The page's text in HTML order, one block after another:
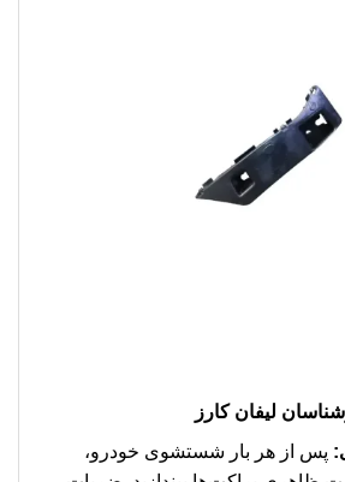
لیفان کارز
پس از هر بار شستشوی خودرو،